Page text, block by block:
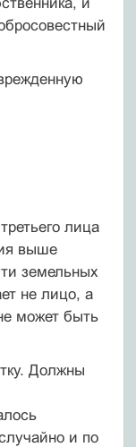
лица
выше
земельных
не лицо, а
может быть
Должны
и по